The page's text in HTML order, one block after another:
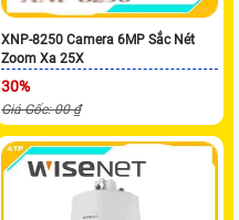
XNP-8250 Camera 6MP Sắc Nét
Zoom Xa 25X
30%
Giá Gốc: 00 ₫